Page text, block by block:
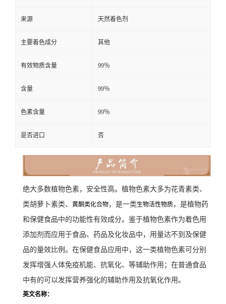
来源 天然着色剂
主要着色成分 其他
有效物质含量 99％
含量 99％
色素含量 99％
是否进口 否
绝大多数植物色素，安全性高。植物色素大多为花青素类、
类胡萝卜素类、
黄酮类化合物，是一类生物活性物质，是植物药
和保健食品中的功能性有效成分。鉴于植物色素作为着色用
添加剂而应用于食品、药品及化妆品中，用量达不到及保健
品的量效比例。在保健食品应用中，这一类植物色素可分别
发挥增强人体免疫机能、抗氧化、等辅助作用；在普通食品
中有的可以发挥营养强化的辅助作用及抗氧化作用。
英文名称：